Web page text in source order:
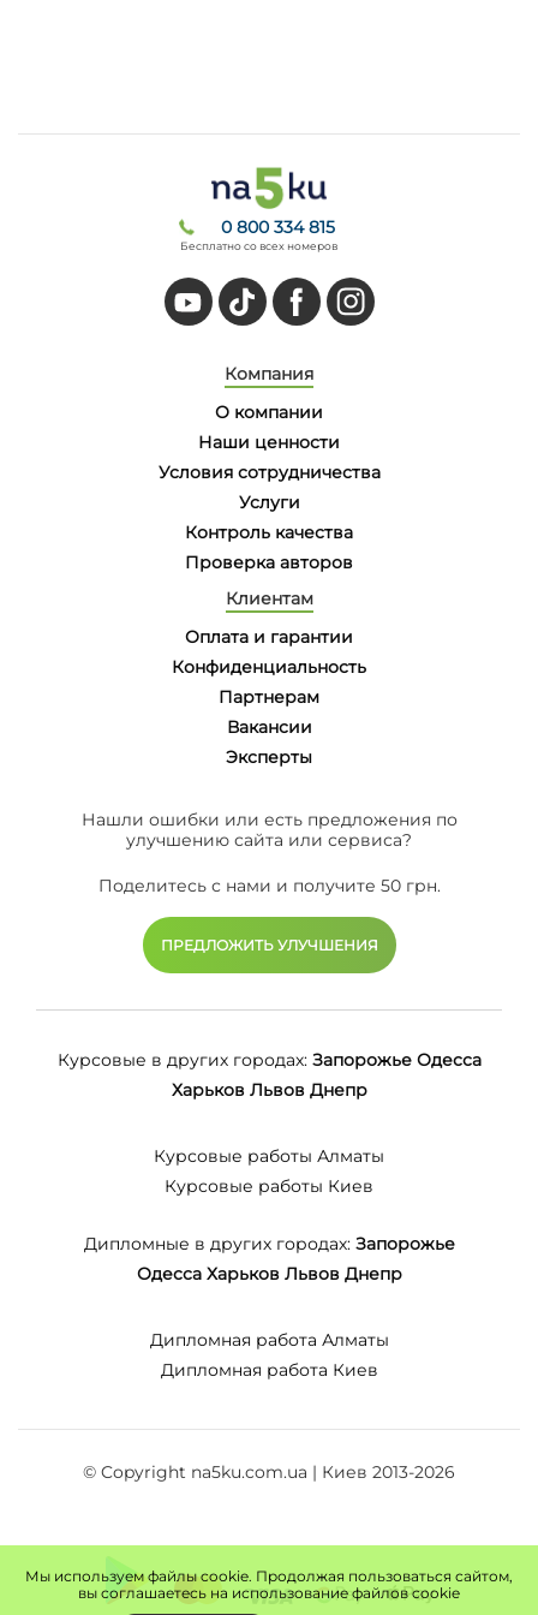
0 800 334 815
Бесплатно со всех номеров
Компания
О компании
Наши ценности
Условия сотрудничества
Услуги
Контроль качества
Проверка авторов
Клиентам
Оплата и гарантии
Конфиденциальность
Партнерам
Вакансии
Эксперты
Нашли ошибки или есть предложения по
улучшению сайта или сервиса?
Поделитесь с нами и получите 50 грн.
ПРЕДЛОЖИТЬ УЛУЧШЕНИЯ
Курсовые в других городах: Запорожье Одесса
Харьков Львов Днепр
Курсовые работы Алматы
Курсовые работы Киев
Дипломные в других городах: Запорожье
Одесса Харьков Львов Днепр
Дипломная работа Алматы
Дипломная работа Киев
© Copyright na5ku.com.ua | Киев 2013-2026
Мы используем файлы cookie. Продолжая пользоваться сайтом,
вы соглашаетесь на использование файлов cookie